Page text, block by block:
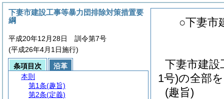
○下妻市
下妻市建設
1号)の全部
(趣旨)
下妻市建設工事等暴力団排除対策措置要
綱
平成20年12月28日 訓令第7号
(平成26年4月1日施行)
条項目次
沿革
本則
第1条(趣旨)
第2条(定義)